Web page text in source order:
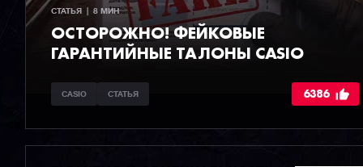
СТАТЬЯ  |  8 МИН
ОСТОРОЖНО! ФЕЙКОВЫЕ
ГАРАНТИЙНЫЕ ТАЛОНЫ CASIO
CASIO СТАТЬЯ 6386